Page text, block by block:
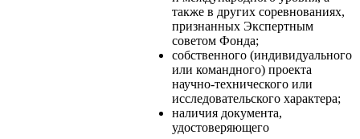
также в других соревнованиях,
признанных Экспертным
советом Фонда;
собственного (индивидуального
или командного) проекта
научно-технического или
исследовательского характера;
наличия документа,
удостоверяющего